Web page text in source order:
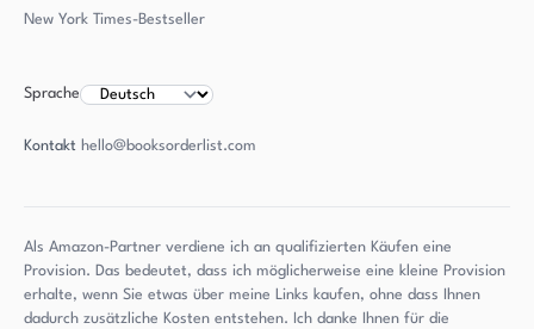
New York Times-Bestseller
Sprache
Kontakt hello@booksorderlist.com
Als Amazon-Partner verdiene ich an qualifizierten Käufen eine
Provision. Das bedeutet, dass ich möglicherweise eine kleine Provision
erhalte, wenn Sie etwas über meine Links kaufen, ohne dass Ihnen
dadurch zusätzliche Kosten entstehen. Ich danke Ihnen für die